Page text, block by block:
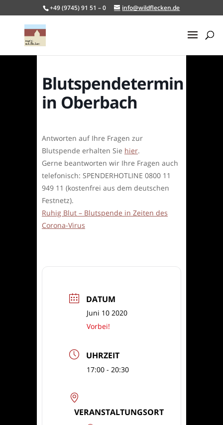
+49 (9745) 91 51 – 0 info@wildflecken.de
Blutspendetermin
in Oberbach
Antworten auf Ihre Fragen zur
Blutspende erhalten Sie hier.
Gerne beantworten wir Ihre Fragen auch
telefonisch: SPENDERHOTLINE 0800 11
949 11 (kostenfrei aus dem deutschen
Festnetz).
Ruhig Blut – Blutspende in Zeiten des
Corona-Virus
DATUM
Juni 10 2020
Vorbei!
UHRZEIT
17:00 - 20:30
VERANSTALTUNGSORT